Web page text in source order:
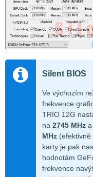
Silent BIOS
Ve výchozím
frekvence
TRIO 12G
na 2745 MHz
MHz
karty je pak
hodnotám
frekvence